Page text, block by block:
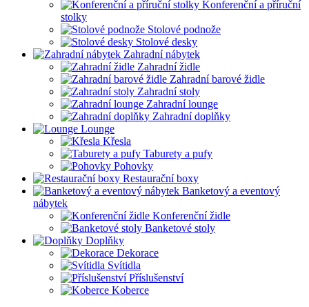
Konferenční a příruční
stolky
Stolové podnože
Stolové desky
Zahradní nábytek
Zahradní židle
Zahradní barové židle
Zahradní stoly
Zahradní lounge
Zahradní doplňky
Lounge
Křesla
Taburety a pufy
Pohovky
Restaurační boxy
Banketový a eventový
nábytek
Konferenční židle
Banketové stoly
Doplňky
Dekorace
Svítidla
Příslušenství
Koberce